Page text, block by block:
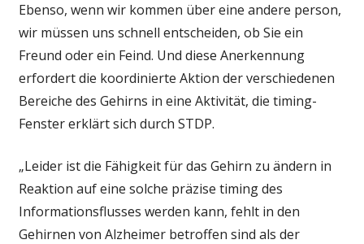
Ebenso, wenn wir kommen über eine andere person,
wir müssen uns schnell entscheiden, ob Sie ein
Freund oder ein Feind. Und diese Anerkennung
erfordert die koordinierte Aktion der verschiedenen
Bereiche des Gehirns in eine Aktivität, die timing-
Fenster erklärt sich durch STDP.
„Leider ist die Fähigkeit für das Gehirn zu ändern in
Reaktion auf eine solche präzise timing des
Informationsflusses werden kann, fehlt in den
Gehirnen von Alzheimer betroffen sind als der